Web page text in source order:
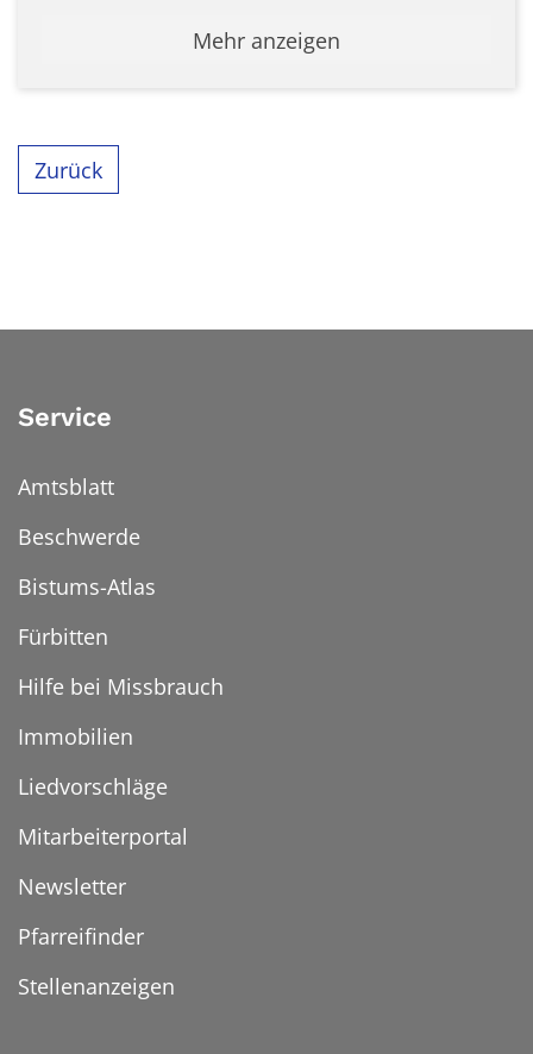
Mehr anzeigen
Zurück
Service
Amtsblatt
Beschwerde
Bistums-Atlas
Fürbitten
Hilfe bei Missbrauch
Immobilien
Liedvorschläge
Mitarbeiterportal
Newsletter
Pfarreifinder
Stellenanzeigen